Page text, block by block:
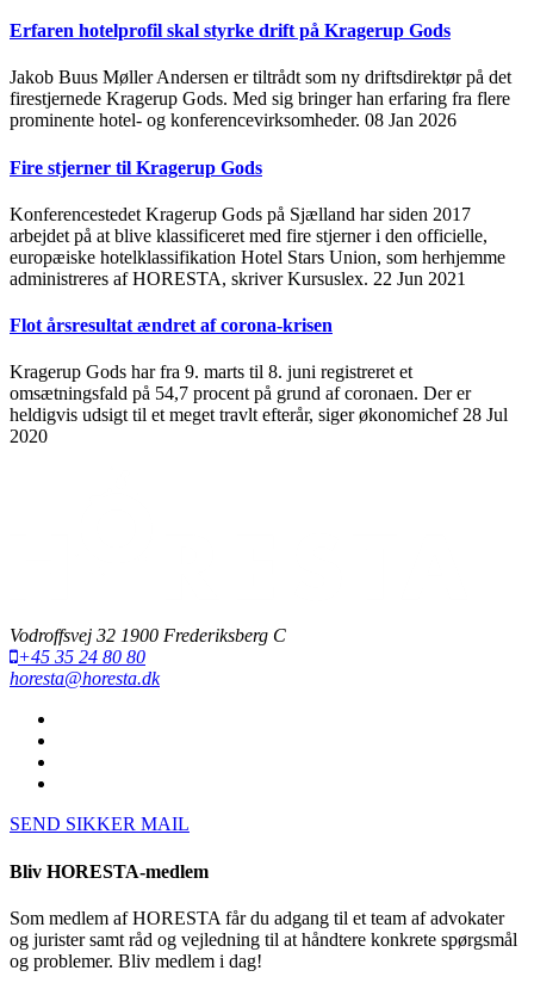
Erfaren hotelprofil skal styrke drift på Kragerup Gods
Jakob Buus Møller Andersen er tiltrådt som ny driftsdirektør på det
firestjernede Kragerup Gods. Med sig bringer han erfaring fra flere
prominente hotel- og konferencevirksomheder. 08 Jan 2026
Fire stjerner til Kragerup Gods
Konferencestedet Kragerup Gods på Sjælland har siden 2017
arbejdet på at blive klassificeret med fire stjerner i den officielle,
europæiske hotelklassifikation Hotel Stars Union, som herhjemme
administreres af HORESTA, skriver Kursuslex. 22 Jun 2021
Flot årsresultat ændret af corona-krisen
Kragerup Gods har fra 9. marts til 8. juni registreret et
omsætningsfald på 54,7 procent på grund af coronaen. Der er
heldigvis udsigt til et meget travlt efterår, siger økonomichef 28 Jul
2020
Vodroffsvej 32 1900 Frederiksberg C
+45 35 24 80 80
horesta@horesta.dk
SEND SIKKER MAIL
Bliv HORESTA-medlem
Som medlem af HORESTA får du adgang til et team af advokater
og jurister samt råd og vejledning til at håndtere konkrete spørgsmål
og problemer. Bliv medlem i dag!